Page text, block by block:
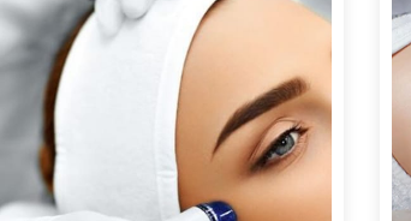
فئة الخدمة